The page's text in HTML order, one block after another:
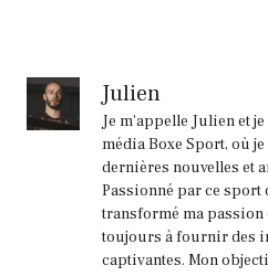
Julien
Je m'appelle Julien et
média Boxe Sport, où
dernières nouvelles et
Passionné par ce sport
transformé ma passion
toujours à fournir des
captivantes. Mon